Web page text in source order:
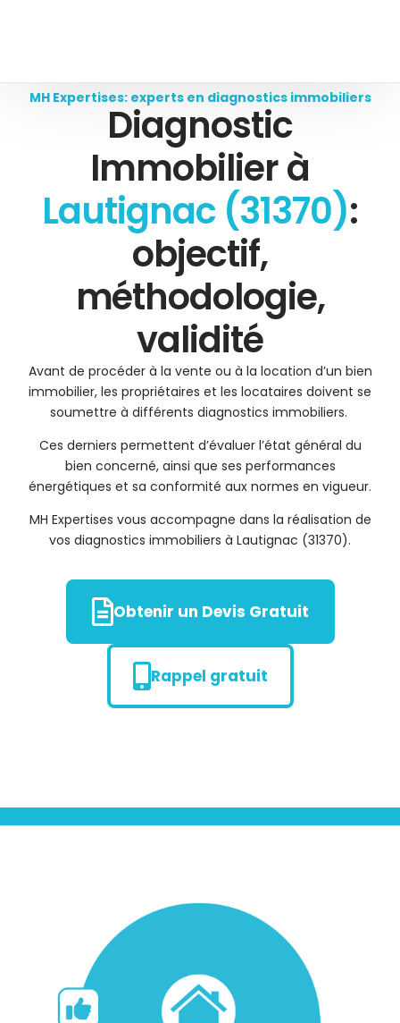
MH Expertises: experts en diagnostics immobiliers
Diagnostic
Immobilier à
Lautignac (31370):
objectif,
méthodologie,
validité
Avant de procéder à la vente ou à la location d’un bien
immobilier, les propriétaires et les locataires doivent se
soumettre à différents diagnostics immobiliers.
Ces derniers permettent d’évaluer l’état général du
bien concerné, ainsi que ses performances
énergétiques et sa conformité aux normes en vigueur.
MH Expertises vous accompagne dans la réalisation de
vos diagnostics immobiliers à Lautignac (31370).
Obtenir un Devis Gratuit
Rappel gratuit